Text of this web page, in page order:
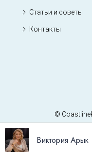
Статьи и советы
Контакты
©
Виктория Арык